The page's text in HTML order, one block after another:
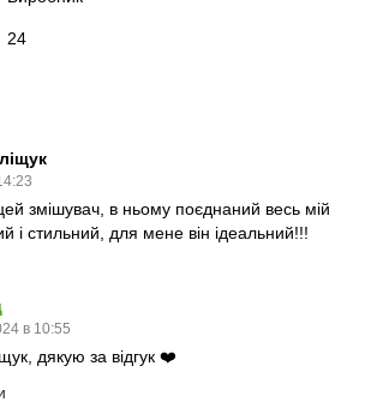
24
змішувач, в ньому поєднаний весь мій
і стильний, для мене він ідеальний!!!
в 10:55
дякую за відгук ❤️